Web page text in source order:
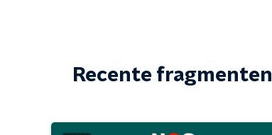
Recente fragmenten